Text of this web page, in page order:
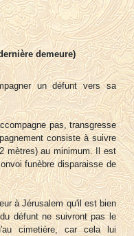
demeure)
un défunt vers sa
pas, transgresse
consiste à suivre
mètres) au minimum. Il est
funèbre disparaisse de
à Jérusalem qu'il est bien
défunt ne suivront pas le
cimetière, car cela lui